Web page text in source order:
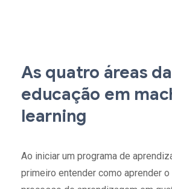
As quatro áreas da
educação em
learning
Ao iniciar um programa de
primeiro entender como aprender